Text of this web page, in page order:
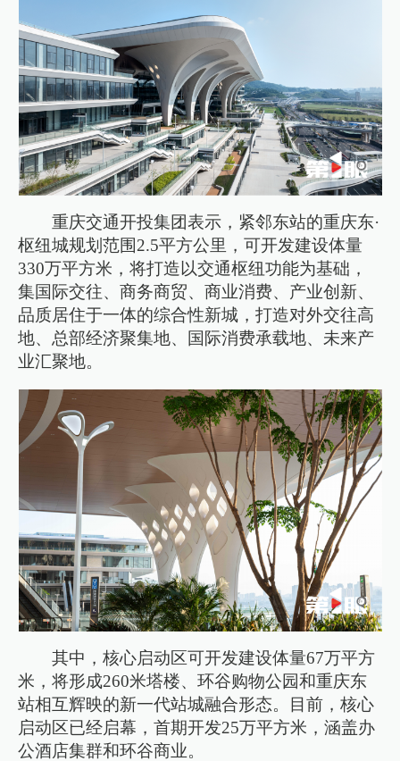
重庆交通开投集团表示，紧邻东站的重庆东·
枢纽城规划范围2.5平方公里，可开发建设体量
330万平方米，将打造以交通枢纽功能为基础，
集国际交往、商务商贸、商业消费、产业创新、
品质居住于一体的综合性新城，打造对外交往高
地、总部经济聚集地、国际消费承载地、未来产
业汇聚地。
其中，核心启动区可开发建设体量67万平方
米，将形成260米塔楼、环谷购物公园和重庆东
站相互辉映的新一代站城融合形态。目前，核心
启动区已经启幕，首期开发25万平方米，涵盖办
公酒店集群和环谷商业。